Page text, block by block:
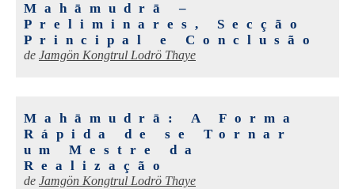
Mahāmudrā –
Preliminares, Secção
Principal e Conclusão
de Jamgön Kongtrul Lodrö Thaye
Mahāmudrā: A Forma
Rápida de se Tornar
um Mestre da
Realização
de Jamgön Kongtrul Lodrö Thaye